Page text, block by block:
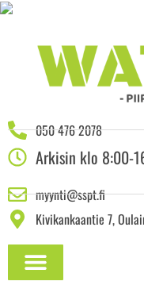
050 476 2078
Arkisin klo 8:00-
myynti@sspt.fi
Kivikankaantie 7,